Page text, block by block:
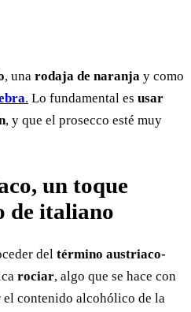
, una rodaja de naranja y como
. Lo fundamental es usar
, y que el prosecco esté muy
un toque
de italiano
del término austriaco-
rociar, algo que se hace con
el contenido alcohólico de la